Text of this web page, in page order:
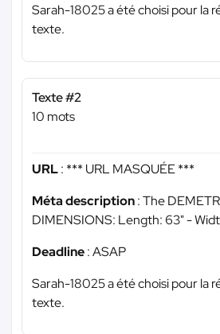
Sarah-18025 a été choisi pour la
texte.
Texte #2
10 mots
URL: *** URL MASQUÉE ***
Méta description: The
DIMENSIONS: Length: 63" -
Deadline: ASAP
Sarah-18025 a été choisi pour la
texte.